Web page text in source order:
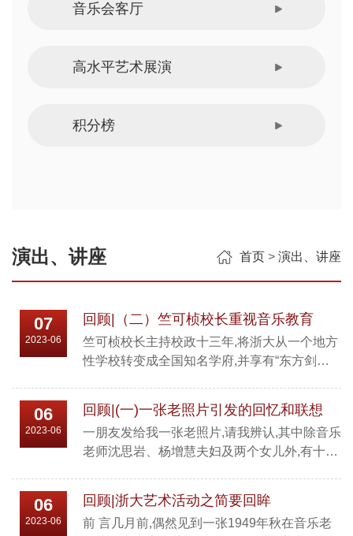
音乐会客厅
高水平艺术展演
积分榜
演出、讲座 首页 > 演出、讲座
07
2023-06
回顾|（二）竺可桢校长重视音乐教育
竺可桢校长主持校政十三年,将浙大从一个地方
性学校转变成全国知名学府,并享有“东方剑
是美育)是其中之一。我未看到有关这方面的具
体论述,但思想指导行动,从下面事实中也可反
证,现简述如下:一、聘请音乐教师: 浙大并无音
在1937年就请了王政声老师。西迁到广西宜山,
稍稳定后恢复...
06
2023-06
回顾|(一)一张老照片引发的回忆和联想
一朋友发给我一张老照片,请我辨认,其中除音乐
老师沈思岩、杨增慧夫妇及两个女儿外,有十几
贵。我仔细看了一下,除沈思岩先生家4人及本
人外,能立刻认出的只有顾氏兄妹(他们主要弹
06
2023-06
回顾|浙大艺术活动之简要回眸
前 言几月前,偶然见到一张1949年秋在音乐老